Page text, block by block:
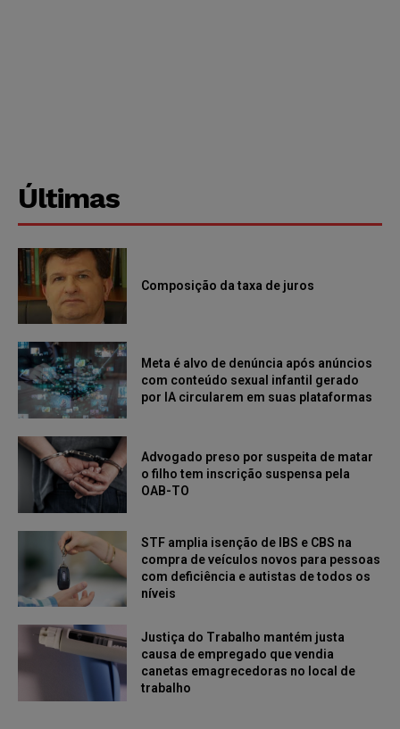
Últimas
Composição da taxa de juros
Meta é alvo de denúncia após anúncios
com conteúdo sexual infantil gerado
por IA circularem em suas plataformas
Advogado preso por suspeita de matar
o filho tem inscrição suspensa pela
OAB-TO
STF amplia isenção de IBS e CBS na
compra de veículos novos para pessoas
com deficiência e autistas de todos os
níveis
Justiça do Trabalho mantém justa
causa de empregado que vendia
canetas emagrecedoras no local de
trabalho